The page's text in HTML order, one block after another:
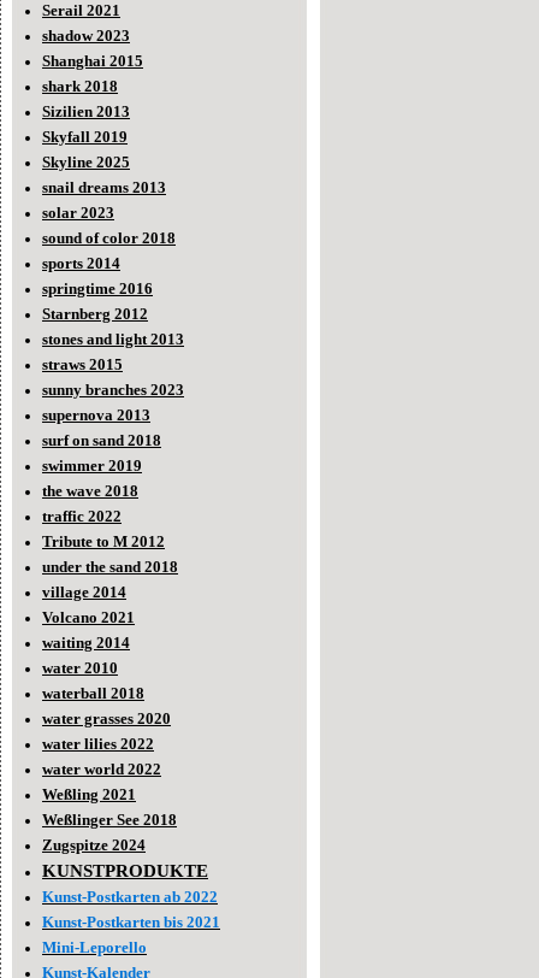
Serail 2021
shadow 2023
Shanghai 2015
shark 2018
Sizilien 2013
Skyfall 2019
Skyline 2025
snail dreams 2013
solar 2023
sound of color 2018
sports 2014
springtime 2016
Starnberg 2012
stones and light 2013
straws 2015
sunny branches 2023
supernova 2013
surf on sand 2018
swimmer 2019
the wave 2018
traffic 2022
Tribute to M 2012
under the sand 2018
village 2014
Volcano 2021
waiting 2014
water 2010
waterball 2018
water grasses 2020
water lilies 2022
water world 2022
Weßling 2021
Weßlinger See 2018
Zugspitze 2024
KUNSTPRODUKTE
Kunst-Postkarten ab 2022
Kunst-Postkarten bis 2021
Mini-Leporello
Kunst-Kalender